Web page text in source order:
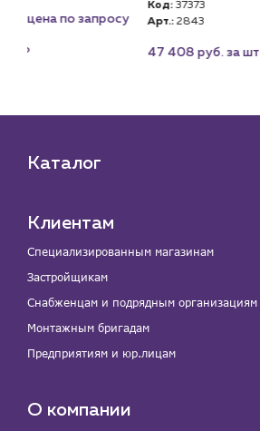
₽
цена по запросу
Код: 37373
Арт.: 2843
47 408 руб. за
Каталог
Клиентам
Специализированным магазинам
Застройщикам
Снабженцам и подрядным организациям
Монтажным бригадам
Предприятиям и юр.лицам
О компании